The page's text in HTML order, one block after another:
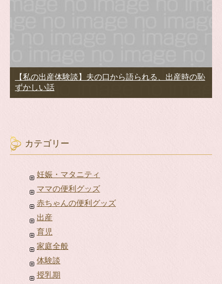
【私の出産体験談】夫の口から語られる、出産時の恥
ずかしい話
カテゴリー
妊娠・マタニティ
ママの便利グッズ
赤ちゃんの便利グッズ
出産
育児
家庭全般
体験談
授乳期